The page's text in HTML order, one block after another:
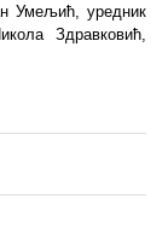
Умељић, уредник
Здравковић,